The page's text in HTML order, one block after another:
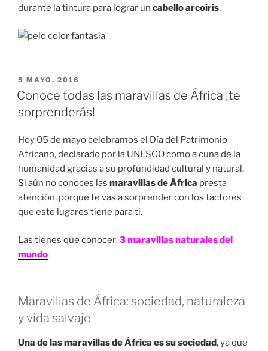
durante la tintura para lograr un cabello arcoiris.
PUBLICADO
EN
5 MAYO, 2016
Conoce todas las maravillas de África ¡te
sorprenderás!
Hoy 05 de mayo celebramos el Día del Patrimonio
Africano, declarado por la UNESCO como a cuna de la
humanidad gracias a su profundidad cultural y natural.
Si aún no conoces las maravillas de África presta
atención, porque te vas a sorprender con los factores
que este lugares tiene para ti.
Las tienes que conocer:3 maravillas naturales del
mundo
Maravillas de África: sociedad, naturaleza
y vida salvaje
Una de las maravillas de África es su sociedad, ya que